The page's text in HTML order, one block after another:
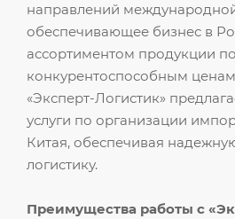
направлений
обеспечивающее бизнес в
ассортиментом продукции по
конкурентоспособным
«Эксперт-Логистик»
услуги по организации
Китая, обеспечивая
логистику.
Преимущества работы с